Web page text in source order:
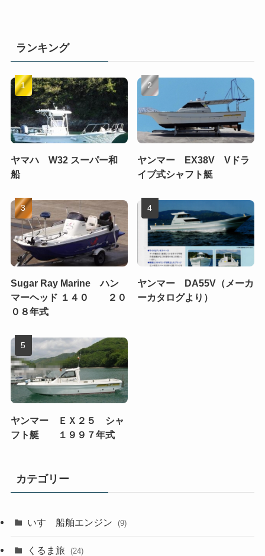
ランキング
ヤマハ W32 スーパー和
船
ヤンマー EX38V Vドラ
イブ式シャフト艇
Sugar Ray Marine ハン
マーヘッド １４０ ２０
０８年式
ヤンマー DA55V（メーカ
ーカタログより）
ヤンマー ＥＸ２５ シャ
フト艇 １９９７年式
カテゴリー
いすゞ船舶エンジン (9)
くるま旅 (24)